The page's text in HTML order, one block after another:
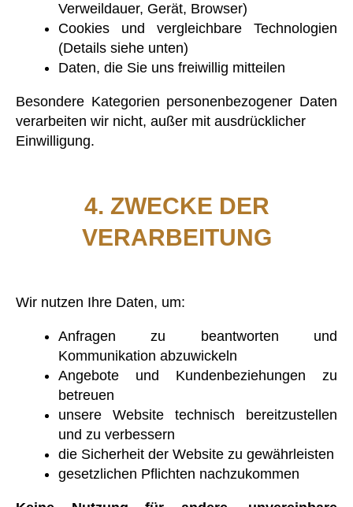
Verweildauer, Gerät, Browser)
Cookies und vergleichbare Technologien
(Details siehe unten)
Daten, die Sie uns freiwillig mitteilen
Besondere Kategorien personenbezogener Daten
verarbeiten wir nicht, außer mit ausdrücklicher
Einwilligung.
4. ZWECKE DER
VERARBEITUNG
Wir nutzen Ihre Daten, um:
Anfragen zu beantworten und
Kommunikation abzuwickeln
Angebote und Kundenbeziehungen zu
betreuen
unsere Website technisch bereitzustellen
und zu verbessern
die Sicherheit der Website zu gewährleisten
gesetzlichen Pflichten nachzukommen